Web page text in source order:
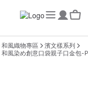
和風織物專區
濱文樣系列
和風染め創意口袋親子口金包